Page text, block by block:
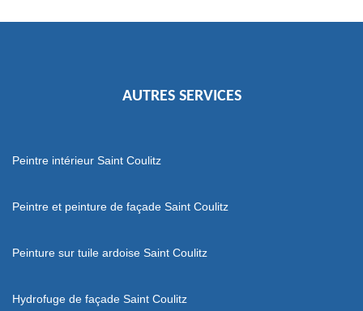
AUTRES SERVICES
Peintre intérieur Saint Coulitz
Peintre et peinture de façade Saint Coulitz
Peinture sur tuile ardoise Saint Coulitz
Hydrofuge de façade Saint Coulitz